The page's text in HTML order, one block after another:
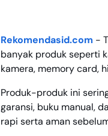
Rekomendasid.com -
banyak produk seperti
kamera, memory card,
Produk-produk ini
garansi, buku manual,
rapi serta aman